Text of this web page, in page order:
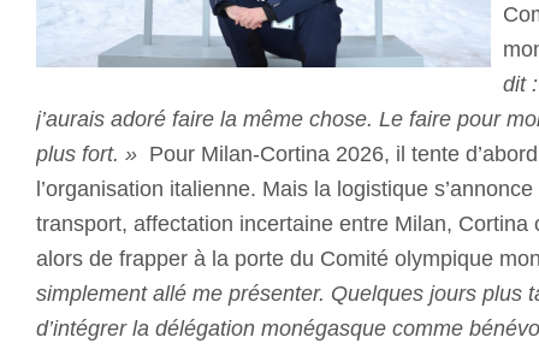
dit
j’aurais adoré faire la même chose. Le faire pour
plus fort. » Pour Milan-Cortina 2026, il tente
l’organisation italienne. Mais la logistique
transport, affectation incertaine entre Milan, Cortina
alors de frapper à la porte du Comité olympique
simplement allé me présenter. Quelques jours plus
d’intégrer la délégation monégasque comme